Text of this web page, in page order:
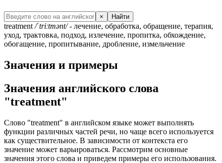
× Найти
treatment /ˈtriːtmənt/- лечение, обработка, обращение, терапия,
уход, трактовка, подход, излечение, пропитка, обхождение,
обогащение, пропитывание, дробление, измельчение
Значения и примеры
Значения английского слова
"treatment"
Слово "treatment" в английском языке может выполнять
функции различных частей речи, но чаще всего используется
как существительное. В зависимости от контекста его
значение может варьироваться. Рассмотрим основные
значения этого слова и приведем примеры его использования.